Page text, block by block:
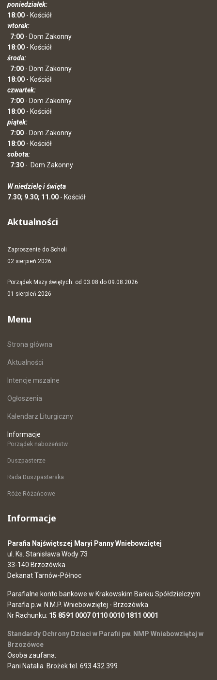
poniedziałek:
18:00 - Kościół
wtorek:
7:00 - Dom Zakonny
18:00 - Kościół
środa:
7:00 - Dom Zakonny
18:00 - Kościół
czwartek:
7:00 - Dom Zakonny
18:00 - Kościół
piątek:
7:00 - Dom Zakonny
18:00 - Kościół
sobota:
7:30 - Dom Zakonny
W niedzielę i święta
7.30; 9.30; 11.00 - Kościół
Aktualności
Zaproszenie do Scholi
02 sierpień 2026
Porządek Mszy świętych: od 03.08 do 09.08.2026
01 sierpień 2026
Menu
Strona główna
Aktualności
Intencje mszalne
Ogłoszenia
Kalendarz Liturgiczny
Informacje
Porządek nabożeństw
Duszpasterze
Rada Duszpasterska
Róże Różańcowe
Informacje
Parafia Najświętszej Maryi Panny Wniebowziętej
ul. Ks. Stanisława Wody 73
33-140 Brzozówka
Dekanat Tarnów-Północ
Parafialne konto bankowe w Krakowskim Banku Spółdzielczym
Parafia p.w. N.M.P. Wniebowziętej - Brzozówka
Nr Rachunku: 15 8591 0007 0110 0010 1811 0001
Standardy Ochrony Dzieci w Parafii pw. NMP Wniebowziętej w
Brzozówce
Osoba zaufana:
Pani Natalia Brożek tel. 693 432 399